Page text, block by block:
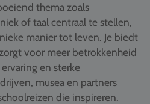
thema zoals
of taal centraal te stellen,
manier tot leven. Je biedt
voor meer betrokkenheid
en sterke
musea en partners
die inspireren.